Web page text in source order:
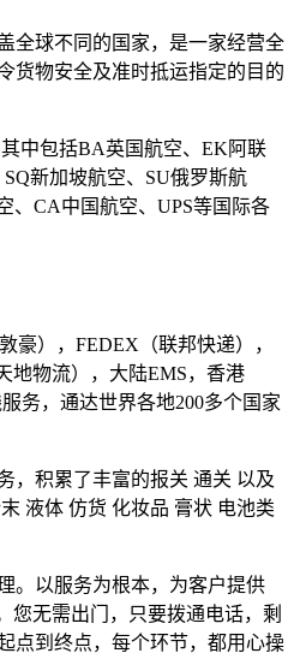
球不同的国家，是一家经营全
货物安全及准时抵运指定的目的
包括BA英国航空、EK阿联
新加坡航空、SU俄罗斯航
、CA中国航空、UPS等国际各
），FEDEX（联邦快递），
地物流），大陆EMS，香港
务，通达世界各地200多个国家
积累了丰富的报关 通关 以及
液体 仿货 化妆品 膏状 电池类
以服务为根本，为客户提供
您无需出门，只要拨通电话，剩
点到终点，每个环节，都用心操